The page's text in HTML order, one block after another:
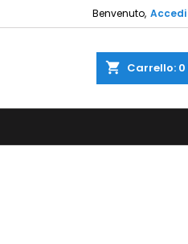
Benvenuto, Accedi
shopping_cart Carrello: 0